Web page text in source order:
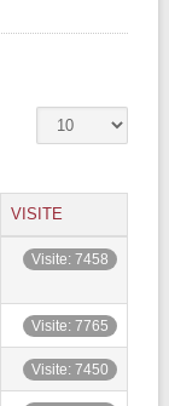
VISITE
Visite: 7458
Visite: 7765
Visite: 7450